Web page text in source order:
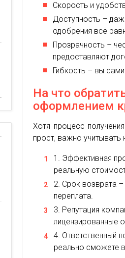
Скорость и
Доступность –
одобрения всё
Прозрачность –
предоставляют
Гибкость – вы
На что
оформлением
Хотя процесс
прост, важно
Эффективная
реальную
Срок возврата
переплата.
Репутация
лицензированные
Ответственный
реально сможете